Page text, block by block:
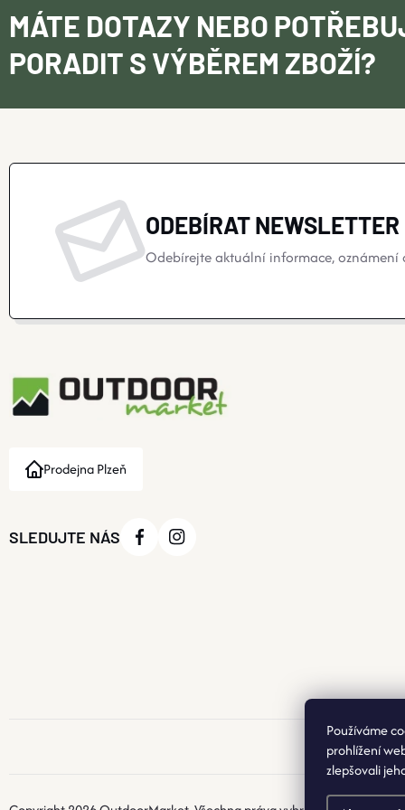
Používáme
prohlížení
zlepšovali
MÁTE DOTAZY NEBO
PORADIT S VÝBĚREM ZBOŽÍ?
ODEBÍRAT NEWSLETTER
Odebírejte aktuální informace, oznámení
Prodejna Plzeň
SLEDUJTE NÁS